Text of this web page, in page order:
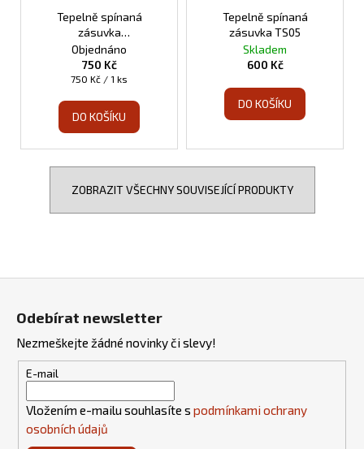
Tepelně spínaná
zásuvka
programovatelná TS10
Objednáno
750 Kč
Měrná
750 Kč / 1 ks
DO KOŠÍKU
Tepelně spínaná
zásuvka TS05
Skladem
600 Kč
DO KOŠÍKU
ZOBRAZIT VŠECHNY SOUVISEJÍCÍ PRODUKTY
Odebírat newsletter
Nezmeškejte žádné novinky či slevy!
E-mail
Vložením e-mailu souhlasíte s podmínkami ochrany
osobních údajů